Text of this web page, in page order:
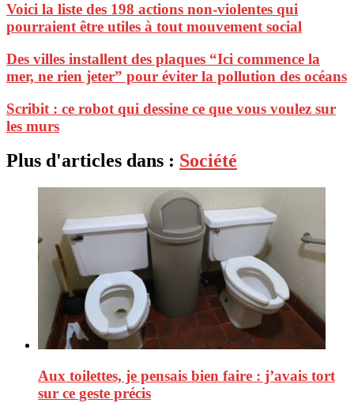
Voici la liste des 198 actions non-violentes qui
pourraient être utiles à tout mouvement social
Des villes installent des plaques “Ici commence la
mer, ne rien jeter” pour éviter la pollution des océans
Scribit : ce robot qui dessine ce que vous voulez sur
les murs
Plus d'articles dans : Société
Aux toilettes, je pensais bien faire : j’avais tort
sur ce geste précis